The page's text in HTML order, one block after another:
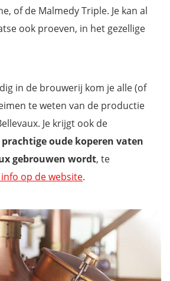
of de Malmedy Triple. Je kan al
ook proeven, in het gezellige
in de brouwerij kom je alle (of
te weten van de productie
Je krijgt ook de
prachtige oude koperen vaten
gebrouwen wordt, te
op de website.